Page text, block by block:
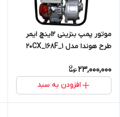
موتور پمپ بنزینی 2اینچ ایمر
طرح هوندا مدل 20CX_168F_1
23,000,000
افزودن به سبد